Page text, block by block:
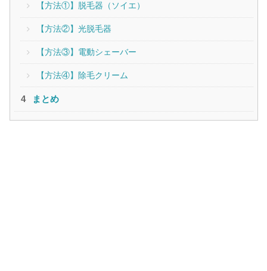
【方法①】脱毛器（ソイエ）
【方法②】光脱毛器
【方法③】電動シェーバー
【方法④】除毛クリーム
まとめ